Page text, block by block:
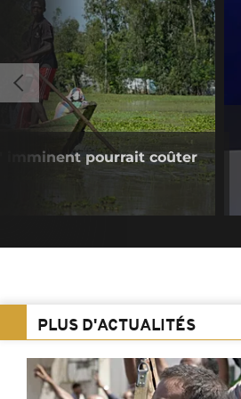
imminent pourrait coûter
PLUS D'ACTUALITÉS